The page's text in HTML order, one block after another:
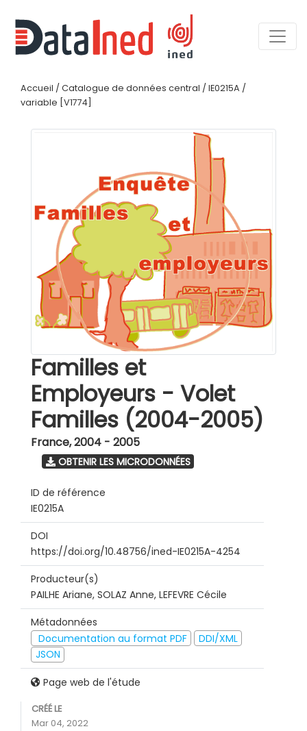
Accueil / Catalogue de données central / IE0215A /
variable [V1774]
Familles et
Employeurs - Volet
Familles (2004-2005)
France,2004 - 2005
OBTENIR LES MICRODONNÉES
ID de référence
IE0215A
DOI
https://doi.org/10.48756/ined-IE0215A-4254
Producteur(s)
PAILHE Ariane, SOLAZ Anne, LEFEVRE Cécile
Métadonnées
Documentation au format PDF
DDI/XML
JSON
Page web de l'étude
CRÉÉ LE
Mar 04, 2022